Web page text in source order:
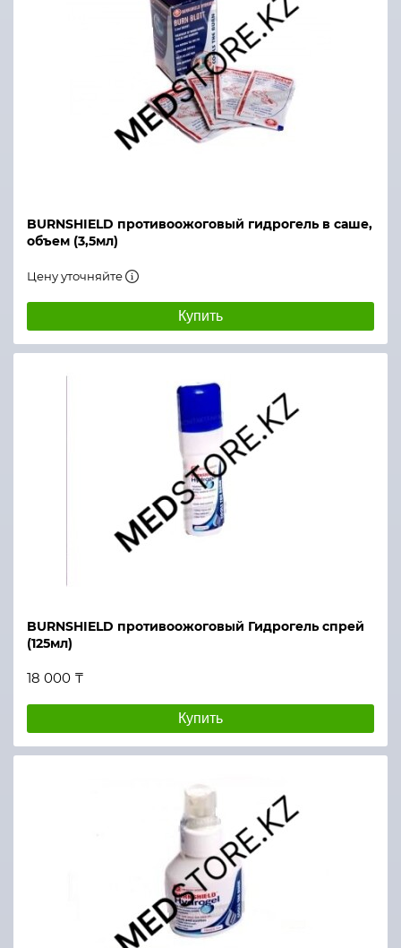
BURNSHIELD противоожоговый гидрогель в саше,
объем (3,5мл)
Цену уточняйте
Купить
BURNSHIELD противоожоговый Гидрогель спрей
(125мл)
18 000 ₸
Купить